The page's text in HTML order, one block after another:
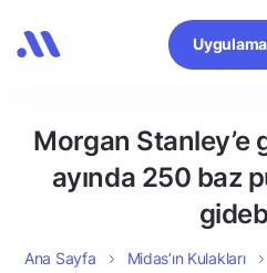
Morgan Stanley’e
ayında 250 baz
Ana Sayfa Midas’ın Kulakları